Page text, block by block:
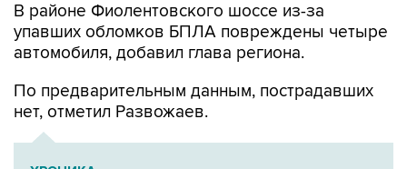
В районе Фиолентовского шоссе из-за
упавших обломков БПЛА повреждены четыре
автомобиля, добавил глава региона.
По предварительным данным, пострадавших
нет, отметил Развожаев.